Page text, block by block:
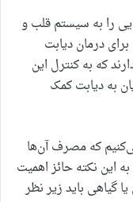
را به سیستم قلب و
درمان دیابت
که به کنترل این
به دیابت کمک
که مصرف آن‌ها
این نکته حائز اهمیت
گیاهی باید زیر نظر